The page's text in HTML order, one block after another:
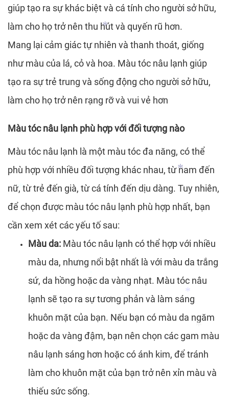
*
*
*
*
*
giúp tạo ra sự khác biệt và cá tính cho người sở hữu,
làm cho họ trở nên thu hút và quyến rũ hơn.
Mang lại cảm giác tự nhiên và thanh thoát, giống
như màu của lá, cỏ và hoa. Màu tóc nâu lạnh giúp
tạo ra sự trẻ trung và sống động cho người sở hữu,
làm cho họ trở nên rạng rỡ và vui vẻ hơn
Màu tóc nâu lạnh phù hợp với đối tượng nào
Màu tóc nâu lạnh là một màu tóc đa năng, có thể
phù hợp với nhiều đối tượng khác nhau, từ nam đến
nữ, từ trẻ đến già, từ cá tính đến dịu dàng. Tuy nhiên,
để chọn được màu tóc nâu lạnh phù hợp nhất, bạn
cần xem xét các yếu tố sau:
Màu da: Màu tóc nâu lạnh có thể hợp với nhiều
màu da, nhưng nổi bật nhất là với màu da trắng
sứ, da hồng hoặc da vàng nhạt. Màu tóc nâu
lạnh sẽ tạo ra sự tương phản và làm sáng
khuôn mặt của bạn. Nếu bạn có màu da ngăm
hoặc da vàng đậm, bạn nên chọn các gam màu
nâu lạnh sáng hơn hoặc có ánh kim, để tránh
làm cho khuôn mặt của bạn trở nên xỉn màu và
thiếu sức sống.